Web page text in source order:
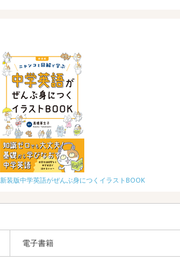
新装版中学英語がぜんぶ身につくイラストBOOK
電子書籍